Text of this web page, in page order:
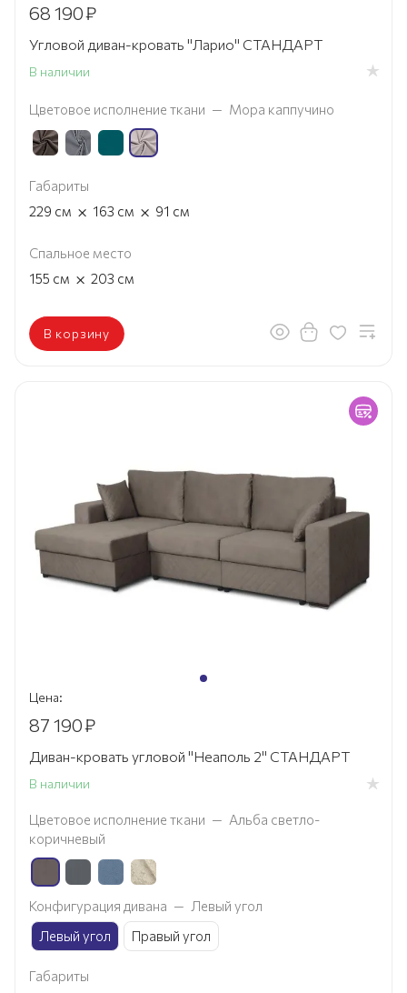
68 190₽
Угловой диван-кровать "Ларио" СТАНДАРТ
В наличии
Цветовое исполнение ткани — Мора каппучино
Габариты
229 см × 163 см × 91 см
Спальное место
155 см × 203 см
В корзину
Цена:
87 190₽
Диван-кровать угловой "Неаполь 2" СТАНДАРТ
В наличии
Цветовое исполнение ткани — Альба светло-
коричневый
Конфигурация дивана — Левый угол
Левый угол
Правый угол
Габариты